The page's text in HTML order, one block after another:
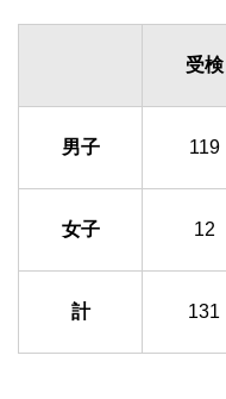
受検
男子 119
女子 12
計 131